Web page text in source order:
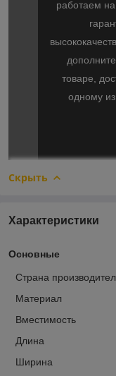
работаем
товаре,
одному
Скрыть
Характеристики
Основные
Страна
Материал
Вместимость
Длина
Ширина